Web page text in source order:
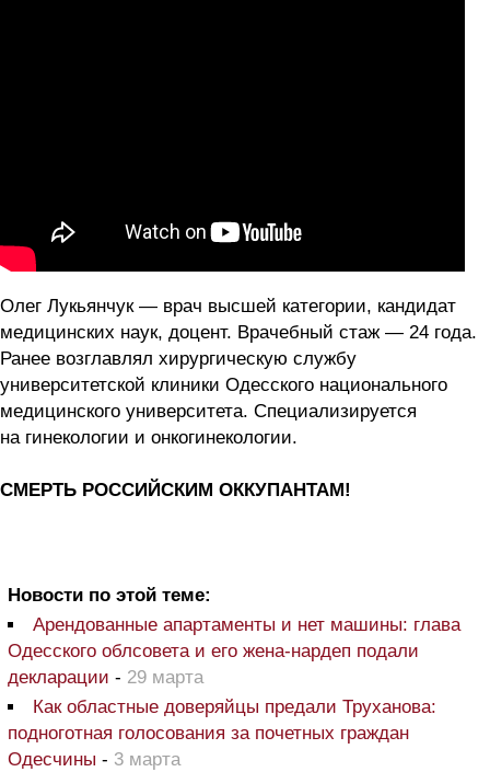
Олег Лукьянчук — врач высшей категории, кандидат
медицинских наук, доцент. Врачебный стаж — 24 года.
Ранее возглавлял хирургическую службу
университетской клиники Одесского национального
медицинского университета. Специализируется
на гинекологии и онкогинекологии.
СМЕРТЬ РОССИЙСКИМ ОККУПАНТАМ!
Новости по этой теме:
Арендованные апартаменты и нет машины: глава
Одесского облсовета и его жена-нардеп подали
декларации - 29 марта
Как областные доверяйцы предали Труханова:
подноготная голосования за почетных граждан
Одесчины - 3 марта